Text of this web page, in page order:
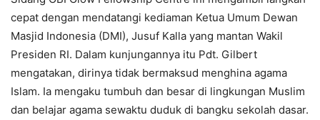
cepat dengan mendatangi kediaman Ketua Umum Dewan
Masjid Indonesia (DMI), Jusuf Kalla yang mantan Wakil
Presiden RI. Dalam kunjungannya itu Pdt. Gilbert
mengatakan, dirinya tidak bermaksud menghina agama
Islam. Ia mengaku tumbuh dan besar di lingkungan Muslim
dan belajar agama sewaktu duduk di bangku sekolah dasar.